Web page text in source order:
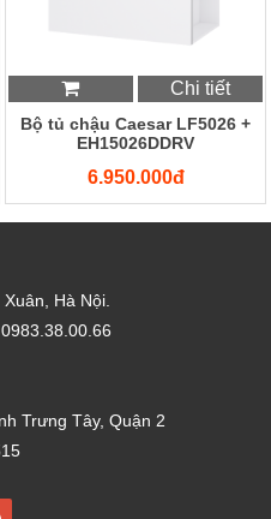
Chi tiết
Bộ tủ chậu Caesar LF5026 +
EH15026DDRV
6.950.000đ
Hà Nội.
Trưng Tây, Quận 2